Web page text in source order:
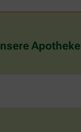
Apotheke